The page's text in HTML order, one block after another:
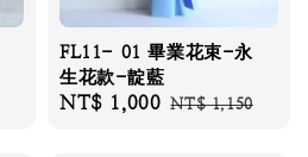
FL11- 01 畢業花束-永
生花款-靛藍
Sale
NT$ 1,000 Regular
NT$ 1,150